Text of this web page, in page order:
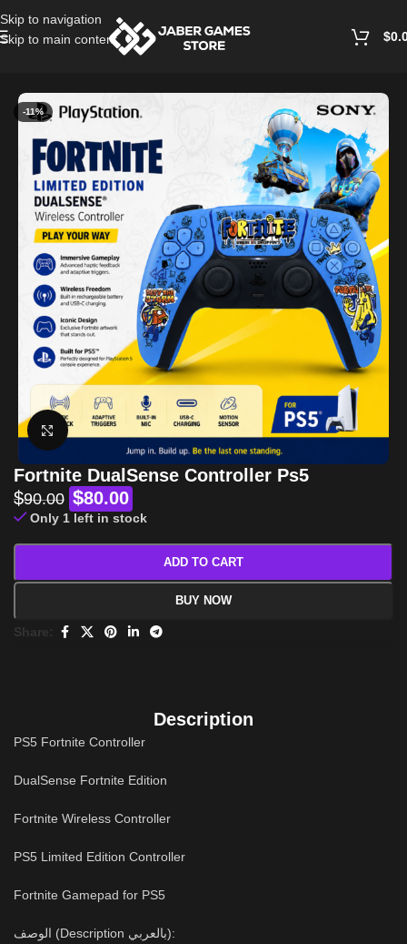
Skip to navigation
Skip to main content
$
-11%
Click to enlarge
Fortnite DualSense Controller Ps5
$90.00 $80.00
Only 1 left in stock
ADD TO CART
BUY NOW
Share:
Description
PS5 Fortnite Controller
DualSense Fortnite Edition
Fortnite Wireless Controller
PS5 Limited Edition Controller
Fortnite Gamepad for PS5
الوصف (Description بالعربي):